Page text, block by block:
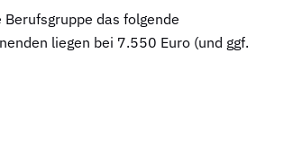
das folgende
liegen bei 7.550 Euro (und ggf.